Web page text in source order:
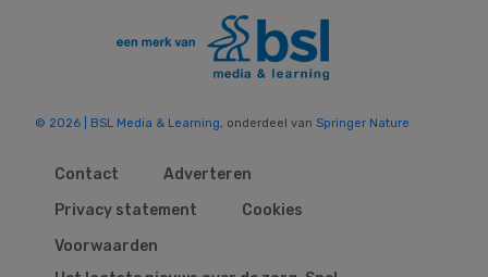
© 2026 | BSL Media & Learning, onderdeel van Springer Nature
Contact
Adverteren
Privacy statement
Cookies
Voorwaarden